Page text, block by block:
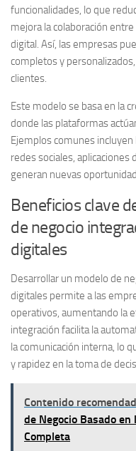
funcionalidades, lo que
mejora la colaboración
digital. Así, las empresas
completos y
clientes.
Este modelo se basa en la
donde las plataformas
Ejemplos comunes
redes sociales,
generan nuevas
Beneficios clave
de negocio
digitales
Desarrollar un modelo de
digitales permite a las
operativos, aumentando la
integración facilita la
la comunicación interna, lo
y rapidez en la toma de
Contenido
de Negocio Basado
Completa